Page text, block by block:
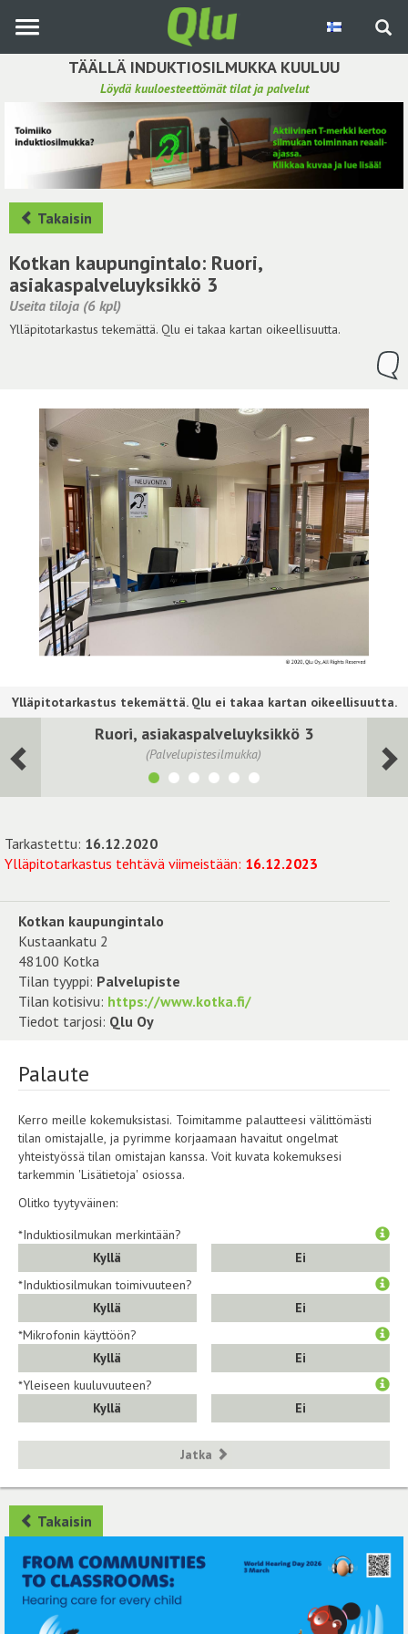
pääsisältöön
TÄÄLLÄ INDUKTIOSILMUKKA KUULUU
Löydä kuuloesteettömät tilat ja palvelut
Etsi induktiosilmukka
Tee ehdotus ja vaikuta kuulemiskokemukseen
Hae ehdotuksia
Käyttöohje
Yhteydenottopyyntö
Kirjaudu sisään
Takaisin
Kotkan kaupungintalo: Ruori,
asiakaspalveluyksikkö 3
Useita tiloja (6 kpl)
Ylläpitotarkastus tekemättä. Qlu ei takaa kartan oikeellisuutta.
Ruori, asiakaspalveluyksikkö 3
(Palvelupistesilmukka)
Tarkastettu: 16.12.2020
Ylläpitotarkastus tehtävä viimeistään: 16.12.2023
Kotkan kaupungintalo
Kustaankatu 2
48100 Kotka
Tilan tyyppi: Palvelupiste
Tilan kotisivu: https://www.kotka.fi/
Tiedot tarjosi: Qlu Oy
Palaute
Kerro meille kokemuksistasi. Toimitamme palautteesi välittömästi
tilan omistajalle, ja pyrimme korjaamaan havaitut ongelmat
yhteistyössä tilan omistajan kanssa. Voit kuvata kokemuksesi
tarkemmin 'Lisätietoja' osiossa.
Olitko tyytyväinen:
*Induktiosilmukan merkintään?
Kyllä
Ei
*Induktiosilmukan toimivuuteen?
Kyllä
Ei
*Mikrofonin käyttöön?
Kyllä
Ei
*Yleiseen kuuluvuuteen?
Kyllä
Ei
Jatka
Takaisin